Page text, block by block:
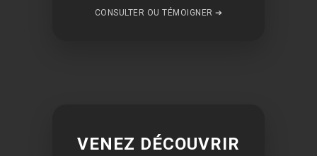
CONSULTER OU TÉMOIGNER ➔
VENEZ DÉCOUVRIR